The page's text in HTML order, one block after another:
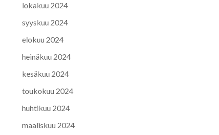
lokakuu 2024
syyskuu 2024
elokuu 2024
heinäkuu 2024
kesäkuu 2024
toukokuu 2024
huhtikuu 2024
maaliskuu 2024